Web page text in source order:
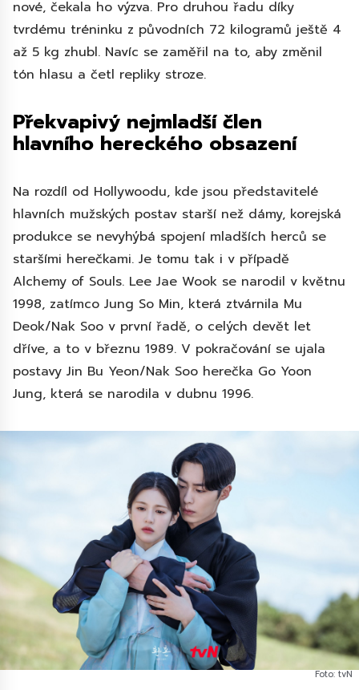
nové, čekala ho výzva. Pro druhou řadu díky
tvrdému tréninku z původních 72 kilogramů ještě 4
až 5 kg zhubl. Navíc se zaměřil na to, aby změnil
tón hlasu a četl repliky stroze.
Překvapivý nejmladší člen
hlavního hereckého obsazení
Na rozdíl od Hollywoodu, kde jsou představitelé
hlavních mužských postav starší než dámy, korejská
produkce se nevyhýbá spojení mladších herců se
staršími herečkami. Je tomu tak i v případě
Alchemy of Souls. Lee Jae Wook se narodil v květnu
1998, zatímco Jung So Min, která ztvárnila Mu
Deok/Nak Soo v první řadě, o celých devět let
dříve, a to v březnu 1989. V pokračování se ujala
postavy Jin Bu Yeon/Nak Soo herečka Go Yoon
Jung, která se narodila v dubnu 1996.
Foto: tvN